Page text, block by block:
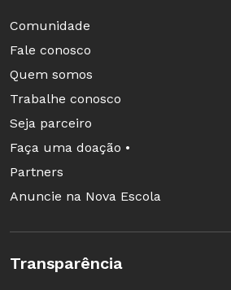
Comunidade
Fale conosco
Quem somos
Trabalhe conosco
Seja parceiro
Faça uma doação •
Partners
Anuncie na Nova Escola
Transparência